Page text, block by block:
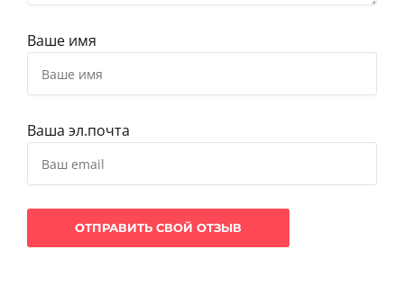
Ваше имя
Ваша эл.почта